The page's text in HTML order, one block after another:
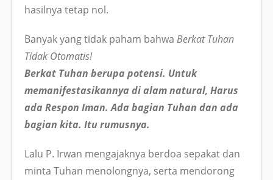
hasilnya tetap nol.
Banyak yang tidak paham bahwa Berkat Tuhan
Tidak Otomatis!
Berkat Tuhan berupa potensi. Untuk
memanifestasikannya di alam natural, Harus
ada Respon Iman. Ada bagian Tuhan dan ada
bagian kita. Itu rumusnya.
Lalu P. Irwan mengajaknya berdoa sepakat dan
minta Tuhan menolongnya, serta mendorong